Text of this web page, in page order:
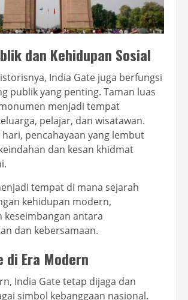
dan Kehidupan Sosial
India Gate juga berfungsi
publik yang penting. Taman luas
menjadi tempat
pelajar, dan wisatawan.
hari, pencahayaan yang lembut
dan kesan khidmat
tempat di mana sejarah
kehidupan modern,
keseimbangan antara
dan kebersamaan.
di Era Modern
India Gate tetap dijaga dan
simbol kebanggaan nasional.